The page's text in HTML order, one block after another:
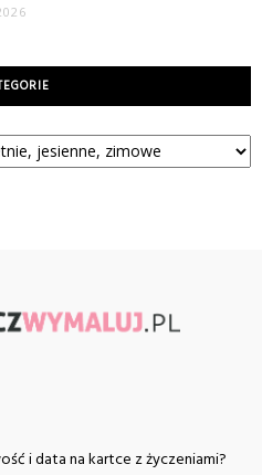
i data na kartce z życzeniami?